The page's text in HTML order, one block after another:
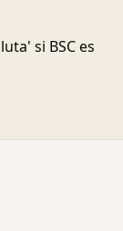
si BSC es